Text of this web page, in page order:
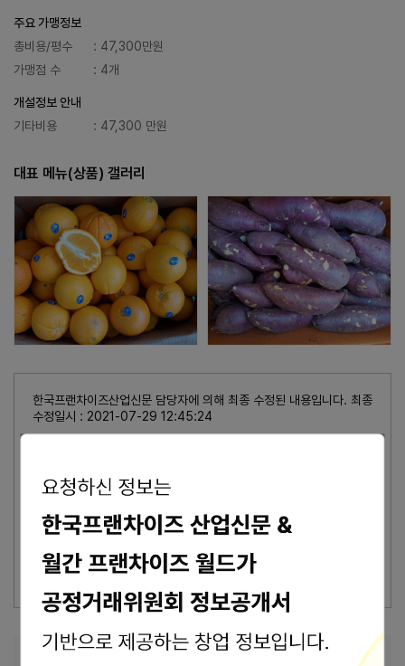
주요 가맹정보
총비용/평수
: 47,300만원
가맹점 수
: 4개
개설정보 안내
기타비용
: 47,300 만원
대표 메뉴(상품) 갤러리
한국프랜차이즈산업신문 담당자에 의해 최종 수정된 내용입니다. 최종
수정일시 : 2021-07-29 12:45:24
브랜드 관리 바로가기 >